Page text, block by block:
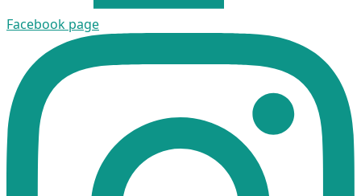
Facebook page